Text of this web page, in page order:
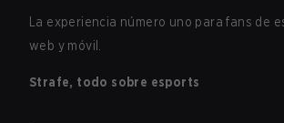
La experiencia número uno para fans de
web y móvil.
Strafe, todo sobre esports